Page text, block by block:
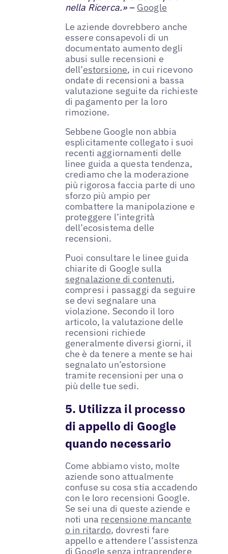
nella Ricerca.» – Google
Le aziende dovrebbero anche
essere consapevoli di un
documentato aumento degli
abusi sulle recensioni e
dell’estorsione, in cui ricevono
ondate di recensioni a bassa
valutazione seguite da richieste
di pagamento per la loro
rimozione.
Sebbene Google non abbia
esplicitamente collegato i suoi
recenti aggiornamenti delle
linee guida a questa tendenza,
crediamo che la moderazione
più rigorosa faccia parte di uno
sforzo più ampio per
combattere la manipolazione e
proteggere l’integrità
dell’ecosistema delle
recensioni.
Puoi consultare le linee guida
chiarite di Google sulla
segnalazione di contenuti,
compresi i passaggi da seguire
se devi segnalare una
violazione. Secondo il loro
articolo, la valutazione delle
recensioni richiede
generalmente diversi giorni, il
che è da tenere a mente se hai
segnalato un’estorsione
tramite recensioni per una o
più delle tue sedi.
5. Utilizza il processo
di appello di Google
quando necessario
Come abbiamo visto, molte
aziende sono attualmente
confuse su cosa stia accadendo
con le loro recensioni Google.
Se sei una di queste aziende e
noti una recensione mancante
o in ritardo, dovresti fare
appello e attendere l’assistenza
di Google senza intraprendere